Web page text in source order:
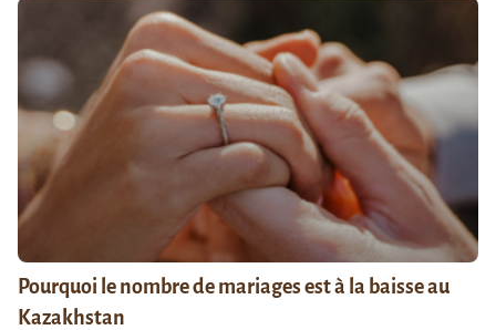
Pourquoi le nombre de mariages est à la baisse au
Kazakhstan